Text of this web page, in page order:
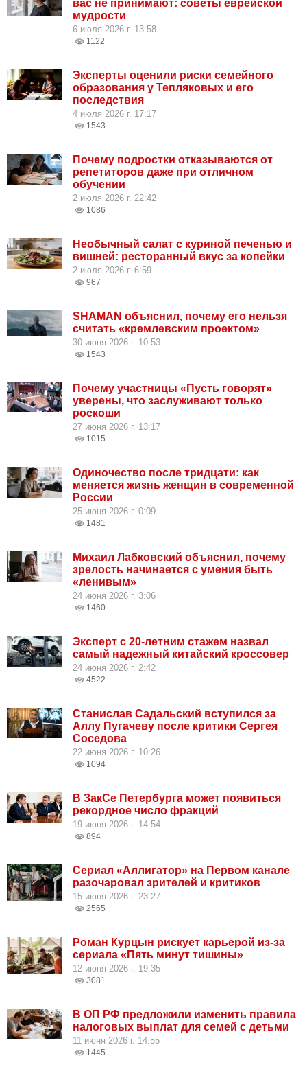
вас не принимают: советы еврейской
мудрости
6 июля 2026 г. 13:58
1122
Эксперты оценили риски семейного
образования у Тепляковых и его
последствия
4 июля 2026 г. 17:17
1543
Почему подростки отказываются от
репетиторов даже при отличном
обучении
2 июля 2026 г. 22:42
1086
Необычный салат с куриной печенью и
вишней: ресторанный вкус за копейки
2 июля 2026 г. 6:59
967
SHAMAN объяснил, почему его нельзя
считать «кремлевским проектом»
30 июня 2026 г. 10:53
1543
Почему участницы «Пусть говорят»
уверены, что заслуживают только
роскоши
27 июня 2026 г. 13:17
1015
Одиночество после тридцати: как
меняется жизнь женщин в современной
России
25 июня 2026 г. 0:09
1481
Михаил Лабковский объяснил, почему
зрелость начинается с умения быть
«ленивым»
24 июня 2026 г. 3:06
1460
Эксперт с 20-летним стажем назвал
самый надежный китайский кроссовер
24 июня 2026 г. 2:42
4522
Станислав Садальский вступился за
Аллу Пугачеву после критики Сергея
Соседова
22 июня 2026 г. 10:26
1094
В ЗакСе Петербурга может появиться
рекордное число фракций
19 июня 2026 г. 14:54
894
Сериал «Аллигатор» на Первом канале
разочаровал зрителей и критиков
15 июня 2026 г. 23:27
2565
Роман Курцын рискует карьерой из-за
сериала «Пять минут тишины»
12 июня 2026 г. 19:35
3081
В ОП РФ предложили изменить правила
налоговых выплат для семей с детьми
11 июня 2026 г. 14:55
1445